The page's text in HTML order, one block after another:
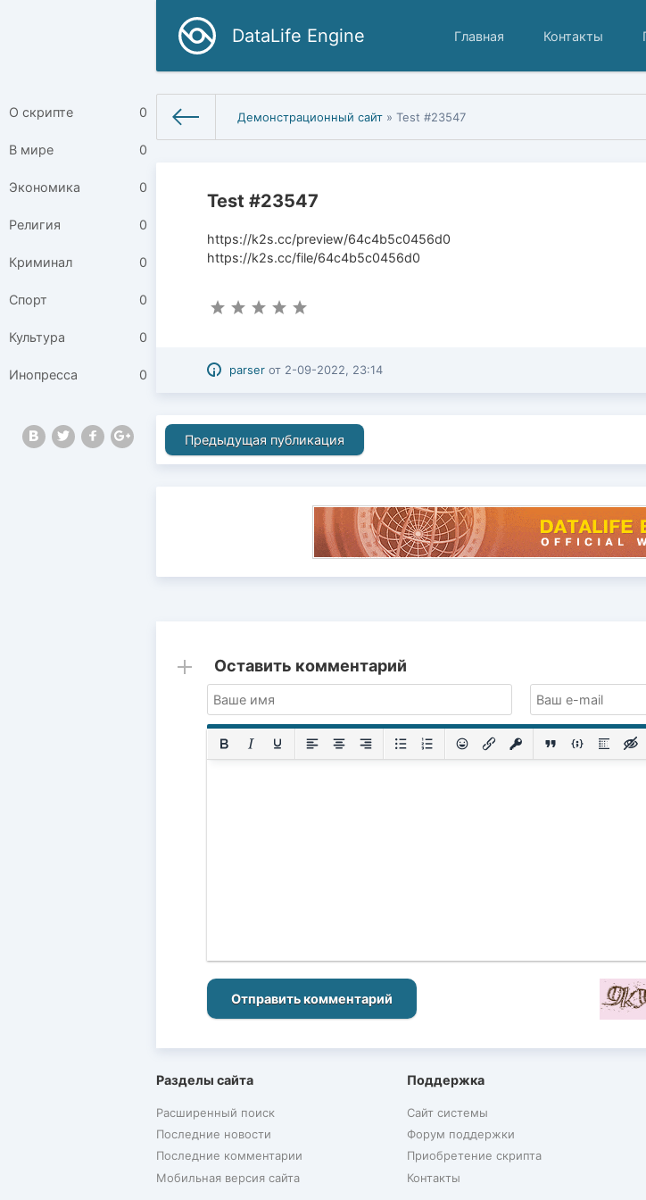
DataLife Engine Главная Контакты
О скрипте 0
В мире 0
Экономика 0
Религия 0
Криминал 0
Спорт 0
Культура 0
Инопресса 0
Демонстрационный сайт » Test #23547
Test #23547
https://k2s.cc/preview/64c4b5c0456d0
https://k2s.cc/file/64c4b5c0456d0
parser от 2-09-2022, 23:14
Предыдущая публикация
Оставить комментарий
Отправить комментарий
Разделы сайта
Расширенный поиск
Последние новости
Последние комментарии
Мобильная версия сайта
Поддержка
Сайт системы
Форум поддержки
Приобретение скрипта
Контакты